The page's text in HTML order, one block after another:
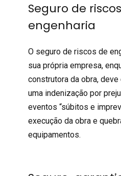
Seguro de
engenharia
O seguro de riscos de
sua própria empresa,
construtora da obra, deve
uma indenização por
eventos “súbitos e
execução da obra e
equipamentos.